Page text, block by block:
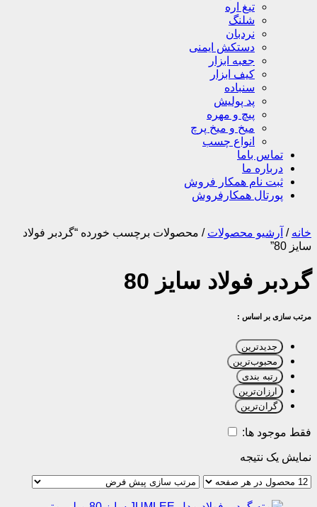
تیغ اره
شلنگ
نردبان
دستکش ایمنی
جعبه ابزار
کیف ابزار
سنباده
پد پولیش
پیچ و مهره
میخ و میخ پرچ
انواع چسب
تماس باما
درباره ما
ثبت نام همکار فروش
پورتال همکارفروش
خانه / آرشیو محصولات / محصولات برچسب خورده “گردبر فولاد
سایز 80”
گردبر فولاد سایز 80
مرتب سازی بر اساس :
جدیدترین
محبوب‌ترین
رتبه بندی
ارزان‌ترین
گران‌ترین
فقط موجود ها:
نمایش یک نتیجه